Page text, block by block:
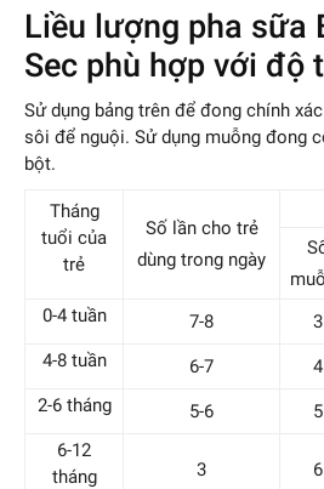
Liều lượng pha sữa
Sec phù hợp với độ
Sử dụng bảng trên để đong chính
sôi để nguội. Sử dụng muỗng đong
bột.
Tháng
tuổi của
trẻ
Số lần cho trẻ
dùng trong ngày
0-4 tuần 7-8 3
4-8 tuần 6-7 4
2-6 tháng 5-6 5
6-12
tháng
3 6